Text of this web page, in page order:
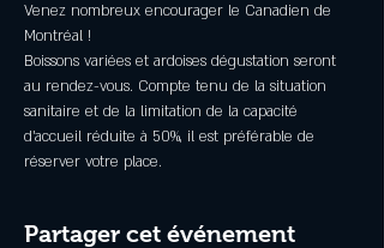
Venez nombreux encourager le Canadien de
Montréal !
Boissons variées et ardoises dégustation seront
au rendez-vous. Compte tenu de la situation
sanitaire et de la limitation de la capacité
d'accueil réduite à 50%, il est préférable de
réserver votre place.
Partager cet événement